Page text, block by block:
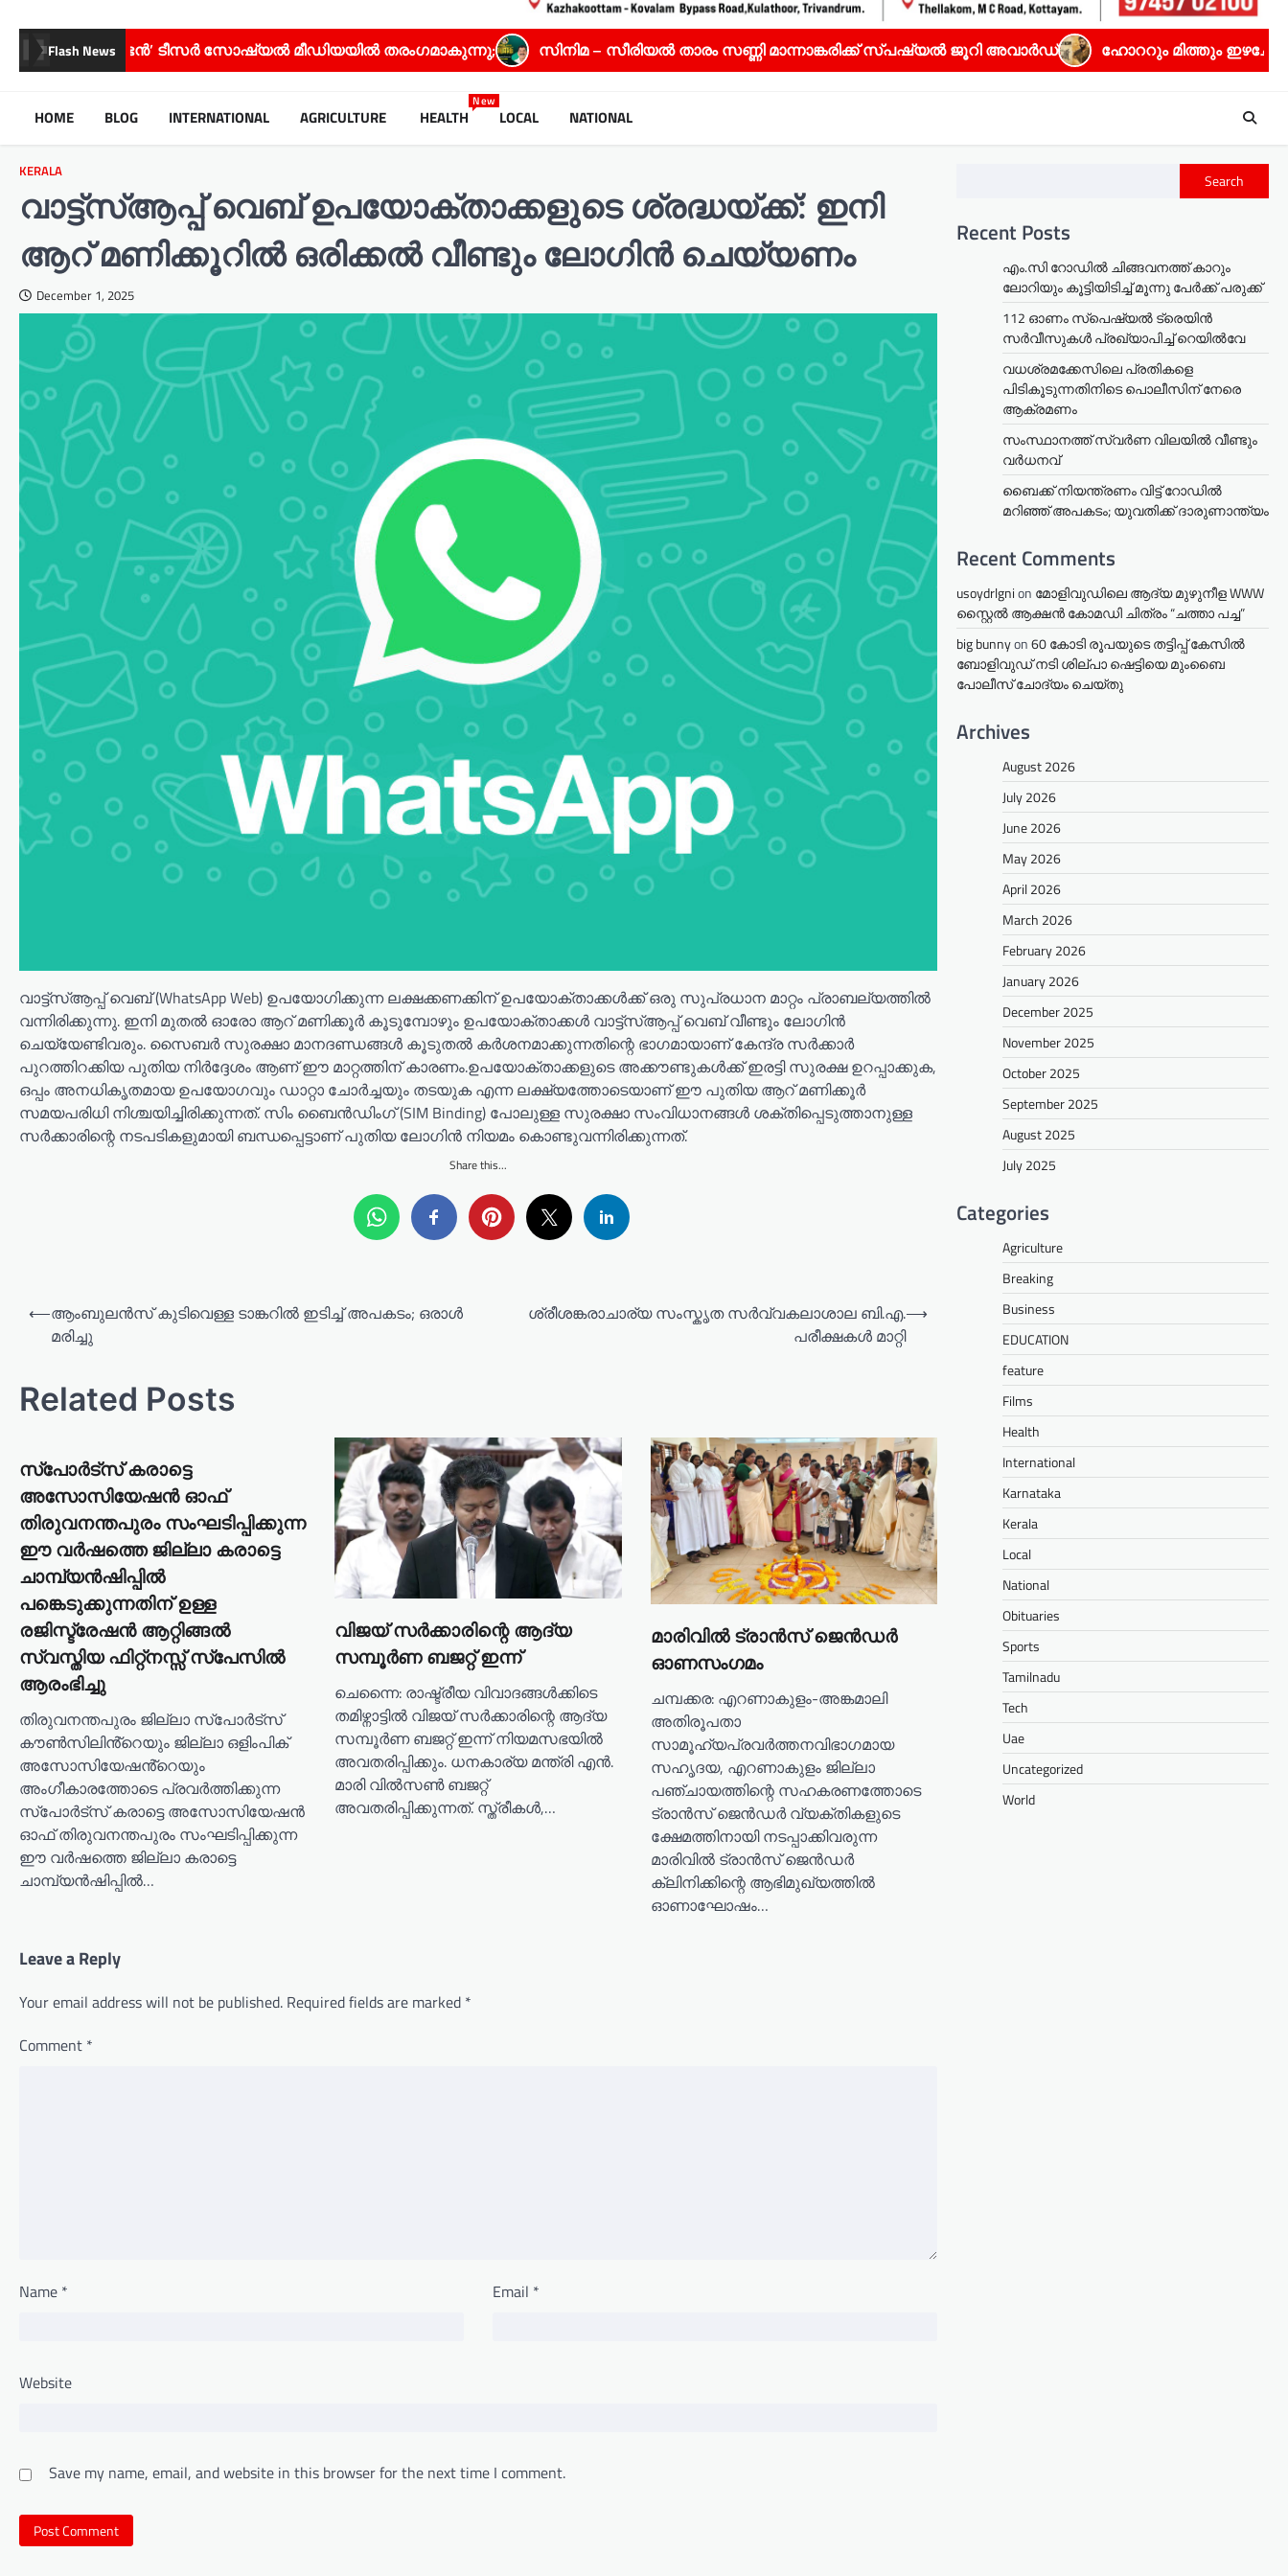
Flash News
ടീസർ സോഷ്യൽ മീഡിയയിൽ തരംഗമാകുന്നു; സിനിമ – സീരിയൽ താരം സണ്ണി മാന്നാങ്കരിക്ക് സ്പഷ്യൽ ജൂറി അവാർഡ് ഹോററും മിത്തും ഇഴചേർന്ന ധ്യാൻ
HOME BLOG INTERNATIONAL AGRICULTURE HEALTH
New
LOCAL NATIONAL
KERALA
വാട്ട്‌സ്ആപ്പ് വെബ് ഉപയോക്താക്കളുടെ ശ്രദ്ധയ്ക്ക്: ഇനി
ആറ് മണിക്കൂറിൽ ഒരിക്കൽ വീണ്ടും ലോഗിൻ ചെയ്യണം
December 1, 2025
വാട്ട്‌സ്ആപ്പ് വെബ് (WhatsApp Web) ഉപയോഗിക്കുന്ന ലക്ഷക്കണക്കിന് ഉപയോക്താക്കൾക്ക് ഒരു സുപ്രധാന മാറ്റം പ്രാബല്യത്തിൽ
വന്നിരിക്കുന്നു. ഇനി മുതൽ ഓരോ ആറ് മണിക്കൂർ കൂടുമ്പോഴും ഉപയോക്താക്കൾ വാട്ട്‌സ്ആപ്പ് വെബ് വീണ്ടും ലോഗിൻ
ചെയ്യേണ്ടിവരും. സൈബർ സുരക്ഷാ മാനദണ്ഡങ്ങൾ കൂടുതൽ കർശനമാക്കുന്നതിന്റെ ഭാഗമായാണ് കേന്ദ്ര സർക്കാർ
പുറത്തിറക്കിയ പുതിയ നിർദ്ദേശം ആണ് ഈ മാറ്റത്തിന് കാരണം.ഉപയോക്താക്കളുടെ അക്കൗണ്ടുകൾക്ക് ഇരട്ടി സുരക്ഷ ഉറപ്പാക്കുക,
ഒപ്പം അനധികൃതമായ ഉപയോഗവും ഡാറ്റാ ചോർച്ചയും തടയുക എന്ന ലക്ഷ്യത്തോടെയാണ് ഈ പുതിയ ആറ് മണിക്കൂർ
സമയപരിധി നിശ്ചയിച്ചിരിക്കുന്നത്. സിം ബൈൻഡിംഗ് (SIM Binding) പോലുള്ള സുരക്ഷാ സംവിധാനങ്ങൾ ശക്തിപ്പെടുത്താനുള്ള
സർക്കാരിന്റെ നടപടികളുമായി ബന്ധപ്പെട്ടാണ് പുതിയ ലോഗിൻ നിയമം കൊണ്ടുവന്നിരിക്കുന്നത്.
Share this...
t
v
i
g
a
t
i
o
n
⟵ആംബുലൻസ് കുടിവെള്ള ടാങ്കറിൽ ഇടിച്ച് അപകടം; ഒരാൾ
മരിച്ചു
ശ്രീശങ്കരാചാര്യ സംസ്കൃത സര്‍വ്വകലാശാല ബി.എ.
പരീക്ഷകള്‍ മാറ്റി
⟶
Related Posts
സ്പോർട്സ് കരാട്ടെ
അസോസിയേഷൻ ഓഫ്
തിരുവനന്തപുരം സംഘടിപ്പിക്കുന്ന
ഈ വർഷത്തെ ജില്ലാ കരാട്ടെ
ചാമ്പ്യൻഷിപ്പിൽ
പങ്കെടുക്കുന്നതിന് ഉള്ള
രജിസ്ട്രേഷൻ ആറ്റിങ്ങൽ
സ്വസ്തിയ ഫിറ്റ്നസ്സ് സ്പേസിൽ
ആരംഭിച്ചു
തിരുവനന്തപുരം ജില്ലാ സ്പോർട്സ്
കൗൺസിലിൻ്റെയും ജില്ലാ ഒളിംപിക്
അസോസിയേഷൻ്റെയും
അംഗീകാരത്തോടെ പ്രവർത്തിക്കുന്ന
സ്പോർട്സ് കരാട്ടെ അസോസിയേഷൻ
ഓഫ് തിരുവനന്തപുരം സംഘടിപ്പിക്കുന്ന
ഈ വർഷത്തെ ജില്ലാ കരാട്ടെ
ചാമ്പ്യൻഷിപ്പിൽ…
വിജയ് സർക്കാരിന്റെ ആദ്യ
സമ്പൂർണ ബജറ്റ് ഇന്ന്
ചെന്നൈ: രാഷ്ട്രീയ വിവാദങ്ങൾക്കിടെ
തമിഴ്നാട്ടിൽ വിജയ് സർക്കാരിന്റെ ആദ്യ
സമ്പൂർണ ബജറ്റ് ഇന്ന് നിയമസഭയിൽ
അവതരിപ്പിക്കും. ധനകാര്യ മന്ത്രി എൻ.
മാരി വിൽസൺ ബജറ്റ്
അവതരിപ്പിക്കുന്നത്. സ്ത്രീകൾ,…
മാരിവിൽ ട്രാൻസ് ജെൻഡർ
ഓണസംഗമം
ചമ്പക്കര: എറണാകുളം-അങ്കമാലി
അതിരൂപതാ
സാമൂഹ്യപ്രവർത്തനവിഭാഗമായ
സഹൃദയ, എറണാകുളം ജില്ലാ
പഞ്ചായത്തിന്റെ സഹകരണത്തോടെ
ട്രാൻസ് ജെൻഡർ വ്യക്തികളുടെ
ക്ഷേമത്തിനായി നടപ്പാക്കിവരുന്ന
മാരിവിൽ ട്രാൻസ് ജെൻഡർ
ക്ലിനിക്കിന്റെ ആഭിമുഖ്യത്തിൽ
ഓണാഘോഷം…
Leave a Reply
Your email address will not be published. Required fields are marked *
Comment *
Name * Email *
Website
Save my name, email, and website in this browser for the next time I comment.
Search
Recent Posts
എം.സി റോഡിൽ ചിങ്ങവനത്ത് കാറും
ലോറിയും കൂട്ടിയിടിച്ച് മൂന്നു പേർക്ക് പരുക്ക്
112 ഓണം സ്പെഷ്യൽ ട്രെയിൻ
സർവീസുകൾ പ്രഖ്യാപിച്ച് റെയിൽവേ
വധശ്രമക്കേസിലെ പ്രതികളെ
പിടികൂടുന്നതിനിടെ പൊലീസിന് നേരെ
ആക്രമണം
സംസ്ഥാനത്ത് സ്വർണ വിലയിൽ വീണ്ടും
വർധനവ്
ബൈക്ക് നിയന്ത്രണം വിട്ട് റോഡില്‍
മറിഞ്ഞ് അപകടം; യുവതിക്ക് ദാരുണാന്ത്യം
Recent Comments
usoydrlgnion മോളിവുഡിലെ ആദ്യ മുഴുനീള WWW
സ്റ്റൈൽ ആക്ഷൻ കോമഡി ചിത്രം “ചത്താ പച്ച”
big bunnyon60 കോടി രൂപയുടെ തട്ടിപ്പ് കേസിൽ
ബോളിവുഡ് നടി ശില്പാ ഷെട്ടിയെ മുംബൈ
പോലീസ് ചോദ്യം ചെയ്തു
Archives
August 2026
July 2026
June 2026
May 2026
April 2026
March 2026
February 2026
January 2026
December 2025
November 2025
October 2025
September 2025
August 2025
July 2025
Categories
Agriculture
Breaking
Business
EDUCATION
feature
Films
Health
International
Karnataka
Kerala
Local
National
Obituaries
Sports
Tamilnadu
Tech
Uae
Uncategorized
World